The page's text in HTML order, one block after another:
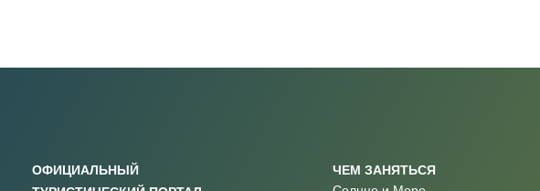
ОФИЦИАЛЬНЫЙ
ЧЕМ ЗАНЯТЬСЯ